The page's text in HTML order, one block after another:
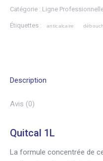
Catégorie : Ligne
Étiquettes : anticalcaire
Description
Avis (0)
Quitcal 1L
La formule concentrée de